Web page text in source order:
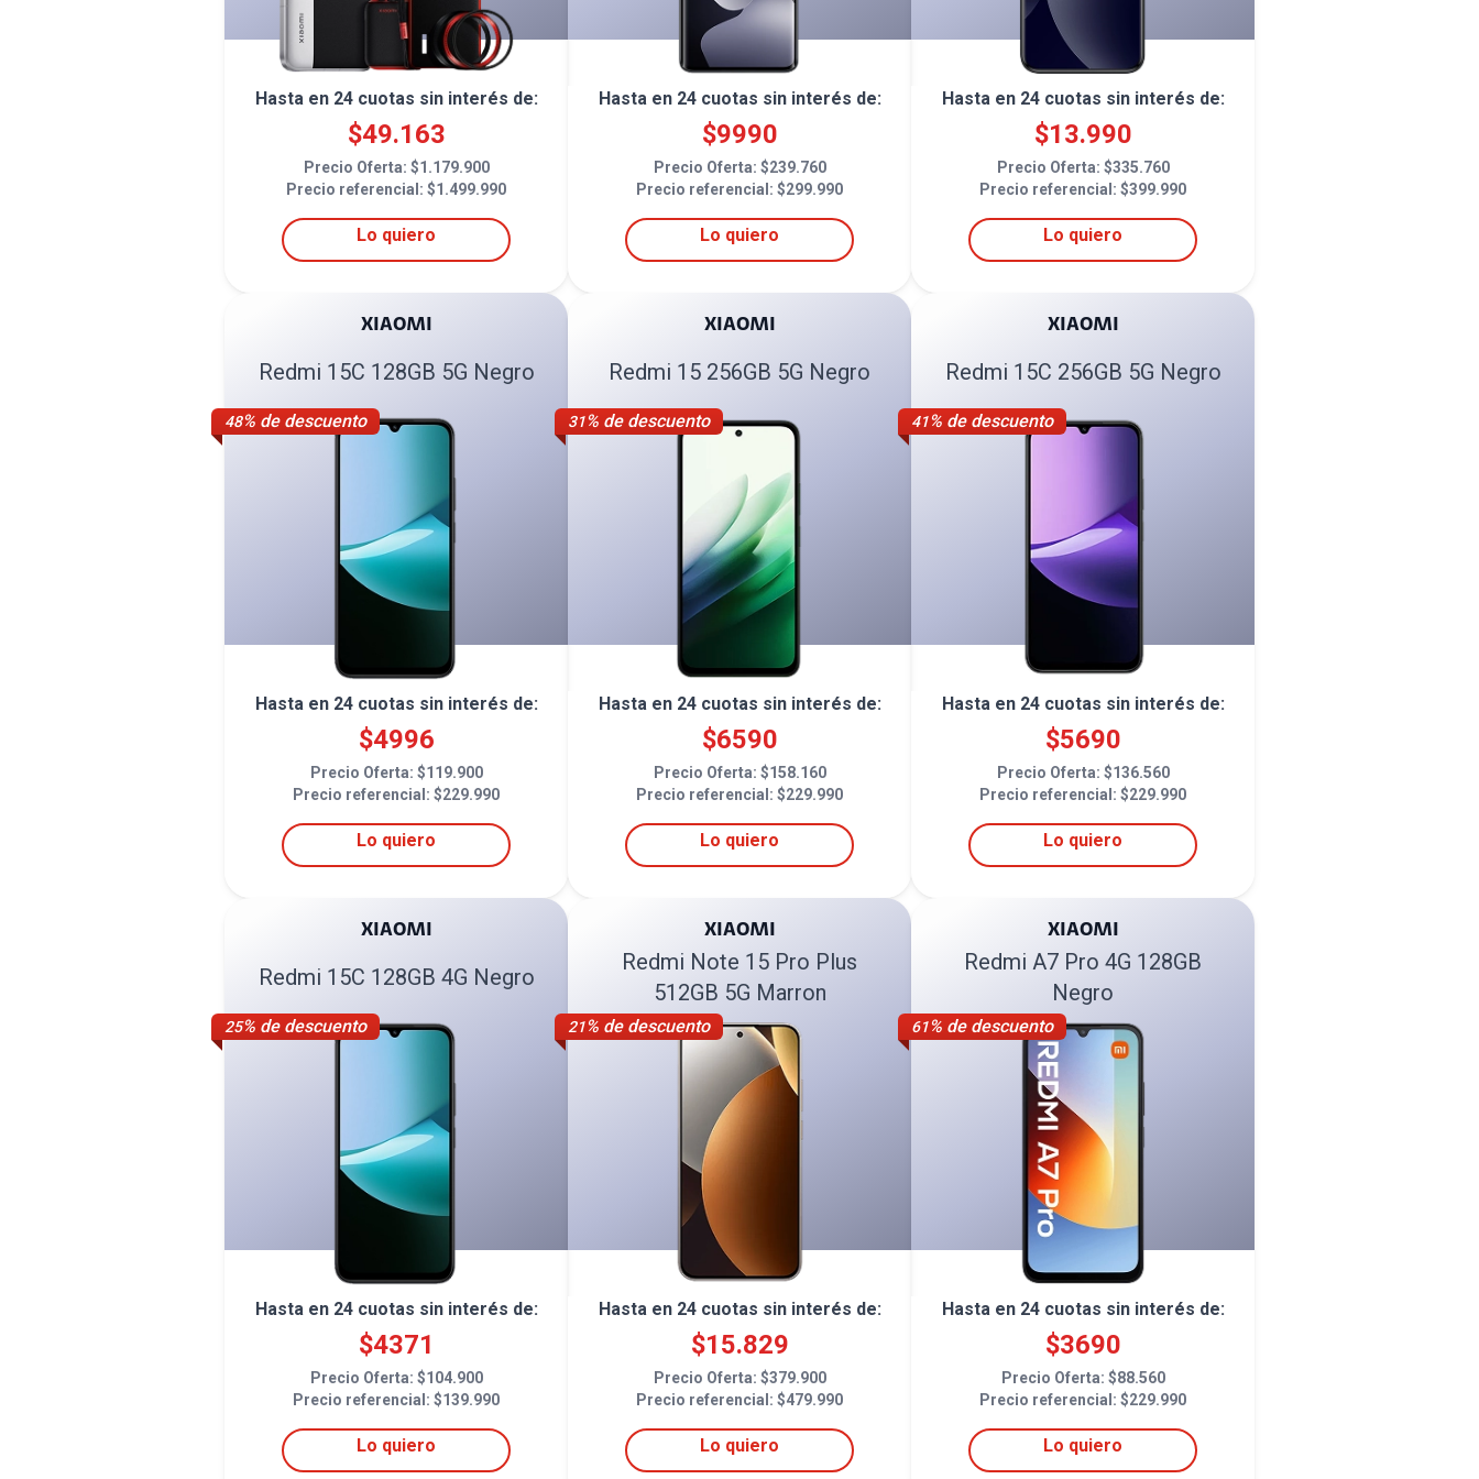
Hasta en 24cuotas sin interés de:
$49.163
Precio Oferta: $1.179.900
Precio referencial: $1.499.990
Lo quiero
Hasta en 24cuotas sin interés de:
$9990
Precio Oferta: $239.760
Precio referencial: $299.990
Lo quiero
Hasta en 24cuotas sin interés de:
$13.990
Precio Oferta: $335.760
Precio referencial: $399.990
Lo quiero
48% de descuento
XIAOMI
Redmi 15C 128GB 5G Negro
Hasta en 24cuotas sin interés de:
$4996
Precio Oferta: $119.900
Precio referencial: $229.990
Lo quiero
31% de descuento
XIAOMI
Redmi 15 256GB 5G Negro
Hasta en 24cuotas sin interés de:
$6590
Precio Oferta: $158.160
Precio referencial: $229.990
Lo quiero
41% de descuento
XIAOMI
Redmi 15C 256GB 5G Negro
Hasta en 24cuotas sin interés de:
$5690
Precio Oferta: $136.560
Precio referencial: $229.990
Lo quiero
25% de descuento
XIAOMI
Redmi 15C 128GB 4G Negro
Hasta en 24cuotas sin interés de:
$4371
Precio Oferta: $104.900
Precio referencial: $139.990
Lo quiero
21% de descuento
XIAOMI
Redmi Note 15 Pro Plus
512GB 5G Marron
Hasta en 24cuotas sin interés de:
$15.829
Precio Oferta: $379.900
Precio referencial: $479.990
Lo quiero
61% de descuento
XIAOMI
Redmi A7 Pro 4G 128GB
Negro
Hasta en 24cuotas sin interés de:
$3690
Precio Oferta: $88.560
Precio referencial: $229.990
Lo quiero